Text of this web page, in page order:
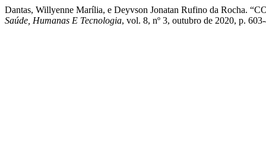
Dantas, Willyenne Marília, e Deyvson Jonatan Rufino da Rocha.
Saúde, Humanas E Tecnologia, vol. 8, nº 3, outubro de 2020, p.